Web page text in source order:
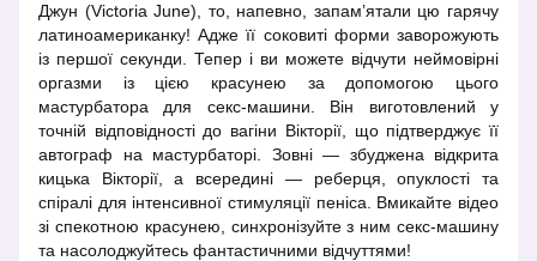
Джун (Victoria June), то, напевно, запам’ятали цю гарячу
латиноамериканку! Адже її соковиті форми заворожують
із першої секунди. Тепер і ви можете відчути неймовірні
оргазми із цією красунею за допомогою цього
мастурбатора для секс-машини. Він виготовлений у
точній відповідності до вагіни Вікторії, що підтверджує її
автограф на мастурбаторі. Зовні — збуджена відкрита
кицька Вікторії, а всередині — реберця, опуклості та
спіралі для інтенсивної стимуляції пеніса. Вмикайте відео
зі спекотною красунею, синхронізуйте з ним секс-машину
та насолоджуйтесь фантастичними відчуттями!